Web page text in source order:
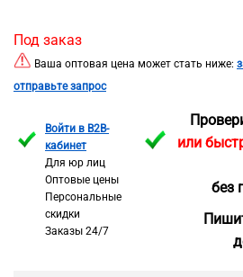
Под заказ
Ваша оптовая цена может стать ниже:
отправьте запрос
Войти в B2B-
кабинет
Для юр лиц
Оптовые цены
Персональные
скидки
Заказы 24/7
или
без